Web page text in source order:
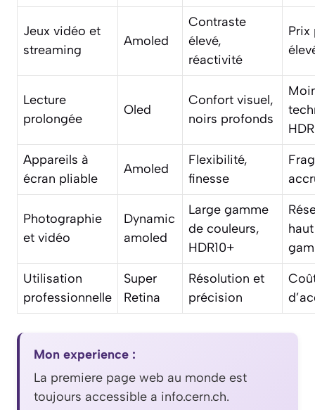
Jeux vidéo et
streaming
Amoled
Contraste
élevé,
réactivité
Prix
Lecture
prolongée
Oled
Confort visuel,
noirs profonds
HDR
Appareils à
écran pliable
Amoled
Flexibilité,
finesse
Photographie
et vidéo
Dynamic
amoled
Large gamme
de couleurs,
HDR10+
Utilisation
professionnelle
Super
Retina
Résolution et
précision
Mon experience :
La premiere page web au monde est
toujours accessible a info.cern.ch.